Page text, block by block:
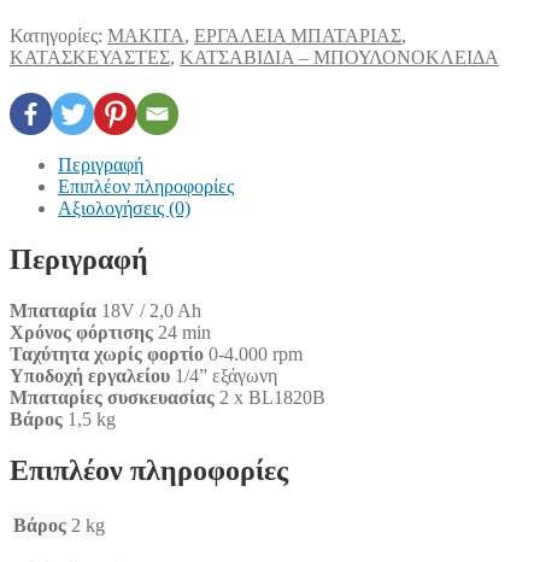
Κατηγορίες: MAKITA, ΕΡΓΑΛΕΙΑ ΜΠΑΤΑΡΙΑΣ,
ΚΑΤΑΣΚΕΥΑΣΤΕΣ, ΚΑΤΣΑΒΙΔΙΑ – ΜΠΟΥΛΟΝΟΚΛΕΙΔΑ
Περιγραφή
Επιπλέον πληροφορίες
Αξιολογήσεις (0)
Περιγραφή
Μπαταρία 18V / 2,0 Ah
Χρόνος φόρτισης 24 min
Ταχύτητα χωρίς φορτίο 0-4.000 rpm
Υποδοχή εργαλείου 1/4” εξάγωνη
Μπαταρίες συσκευασίας 2 x BL1820B
Βάρος 1,5 kg
Επιπλέον πληροφορίες
Βάρος 2 kg